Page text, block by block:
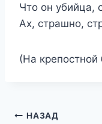
Что он убийца,
Ах, страшно,
(На
Навигация
НАЗАД